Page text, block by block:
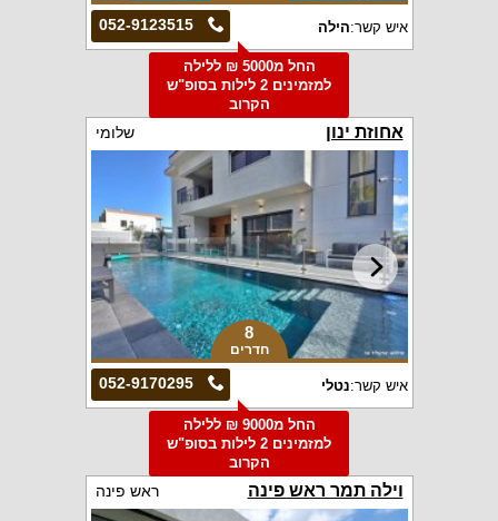
052-9123515 איש קשר:הילה
החל מ5000 ₪ ללילה
למזמינים 2 לילות בסופ"ש
הקרוב
אחוזת ינון שלומי
8
חדרים
052-9170295 איש קשר:נטלי
החל מ9000 ₪ ללילה
למזמינים 2 לילות בסופ"ש
הקרוב
וילה תמר ראש פינה ראש פינה